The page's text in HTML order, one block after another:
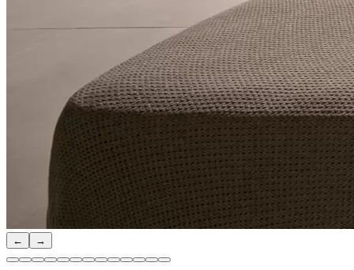
← →